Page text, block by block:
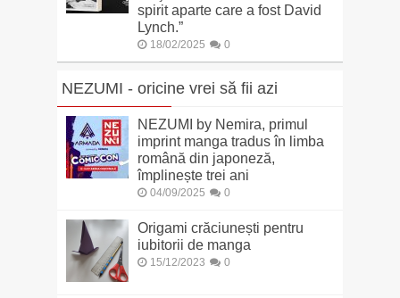
spirit aparte care a fost David
Lynch.”
18/02/2025 0
NEZUMI - oricine vrei să fii azi
NEZUMI by Nemira, primul
imprint manga tradus în limba
română din japoneză,
împlinește trei ani
04/09/2025 0
Origami crăciunești pentru
iubitorii de manga
15/12/2023 0